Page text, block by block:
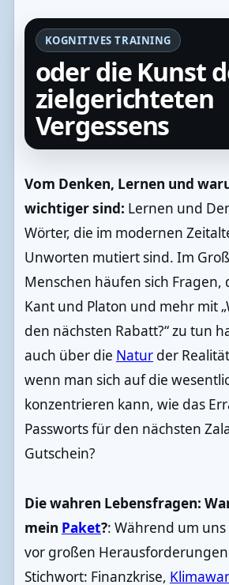
KOGNITIVES TRAINING
oder die Kunst
zielgerichteten
Vergessens
Vom Denken, Lernen und
wichtiger sind: Lernen und
Wörter, die im modernen
Unworten mutiert sind. Im
Menschen häufen sich Fragen,
Kant und Platon und mehr mit
den nächsten Rabatt?“ zu tun
auch über die Naturder
wenn man sich auf die
konzentrieren kann, wie das
Passworts für den nächsten
Gutschein?
Die wahren Lebensfragen:
mein Paket?: Während um
vor großen
Stichwort: Finanzkrise,